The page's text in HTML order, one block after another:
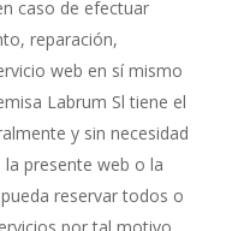
caso de efectuar
reparación,
web en sí mismo
Labrum Sl tiene el
y sin necesidad
la presente web o la
reservar todos o